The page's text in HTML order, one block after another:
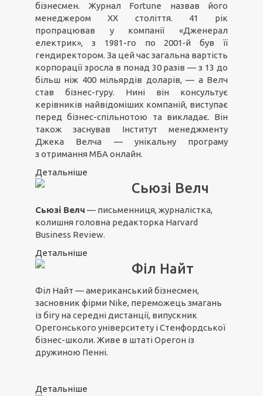
бізнесмен. Журнал Fortune назвав його
менеджером ХХ століття. 41 рік
пропрацював у компанії «Дженерал
електрик», з 1981-го по 2001‑й був її
гендиректором. За цей час загальна вартість
корпорації зросла в понад 30 разів — з 13 до
більш ніж 400 мільярдів доларів, — а Велч
став бізнес-гуру. Нині він консультує
керівників найвідоміших компаній, виступає
перед бізнес-спільнотою та викладає. Він
також заснував Інститут менеджменту
Джека Велча — унікальну програму
з отримання MБA онлайн.
Детальніше
Сьюзі Велч
Сьюзі Велч — письменниця, журналістка,
колишня головна редакторка Harvard
Business Review.
Детальніше
Філ Найт
Філ Найт — американський бізнесмен,
засновник фірми Nike, переможець змагань
із бігу на середні дистанції, випускник
Орегонського університету і Стенфордської
бізнес-школи. Живе в штаті Орегон із
дружиною Пенні.
Детальніше